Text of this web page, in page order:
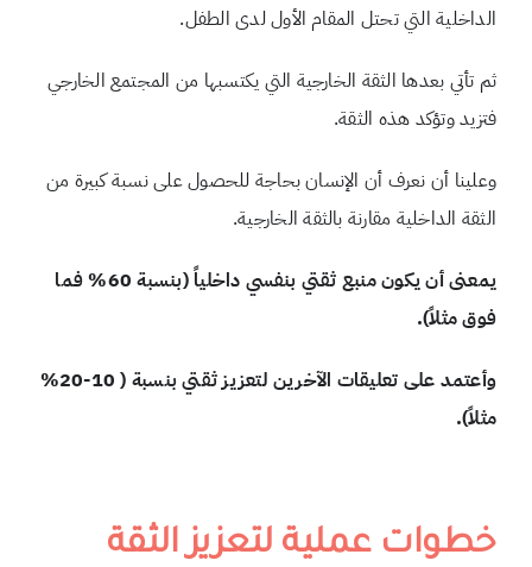
الداخلية التي تحتل المقام الأول لدى الطفل.
ثم تأتي بعدها الثقة الخارجية التي يكتسبها من المجتمع الخارجي
فتزيد وتؤكد هذه الثقة.
وعلينا أن نعرف أن الإنسان بحاجة للحصول على نسبة كبيرة من
الثقة الداخلية مقارنة بالثقة الخارجية.
يمعنى أن يكون منبع ثقتي بنفسي داخلياً (بنسبة 60% فما
فوق مثلاً).
وأعتمد على تعليقات الآخرين لتعزيز ثقتي بنسبة ( 10-20%
مثلاً).
خطوات عملية لتعزيز الثقة